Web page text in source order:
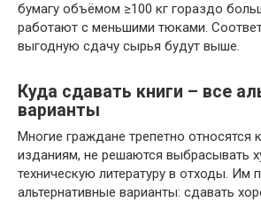
бумагу объёмом ≥100 кг гораздо
работают с меньшими тюками.
выгодную сдачу сырья будут выше.
Куда сдавать книги – все
варианты
Многие граждане трепетно относятся
изданиям, не решаются выбрасывать
техническую литературу в отходы. Им
альтернативные варианты: сдавать